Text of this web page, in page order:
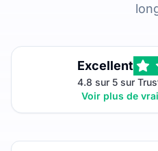
Excellent
4.8 sur 5 sur
Voir plus de